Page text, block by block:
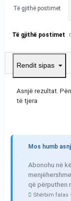
Të gjithë postimet
Të gjithë postimet
Rendit sipas
Asnjë rezultat.
të tjera
Mos humb
Abonohu në
që përputhen
Shërbim falas •